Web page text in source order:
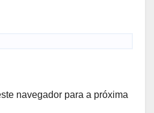
navegador para a próxima